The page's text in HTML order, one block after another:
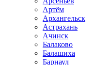
Артём
Архангельск
Астрахань
Ачинск
Балаково
Балашиха
Барнаул